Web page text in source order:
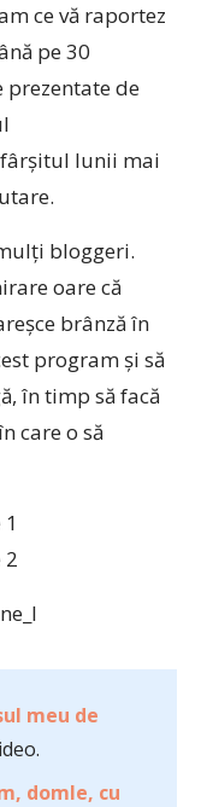
ce vă raportez
pe 30
de
lunii mai
bloggeri.
oare că
brânză în
program și să
în timp să facă
care o să
meu de
domle, cu